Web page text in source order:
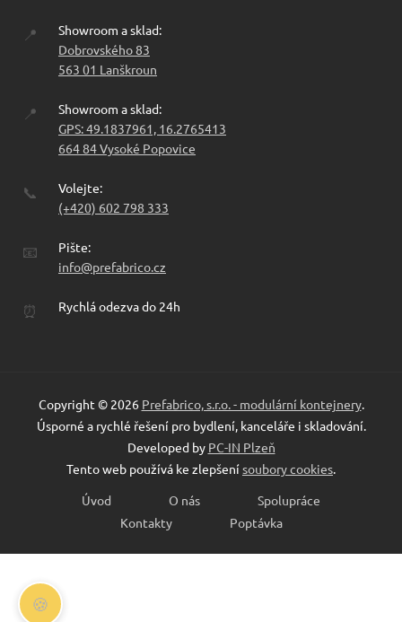
📍
Showroom a sklad:
Dobrovského 83
563 01 Lanškroun
📍
Showroom a sklad:
GPS: 49.1837961, 16.2765413
664 84 Vysoké Popovice
📞
Volejte:
(+420) 602 798 333
📧
Pište:
info@prefabrico.cz
⏰ Rychlá odezva do 24h
Copyright © 2026 Prefabrico, s.r.o. - modulární kontejnery.
Úsporné a rychlé řešení pro bydlení, kanceláře i skladování.
Developed by PC-IN Plzeň
Tento web používá ke zlepšenísoubory cookies.
Úvod
O nás
Spolupráce
Kontakty
Poptávka
🍪